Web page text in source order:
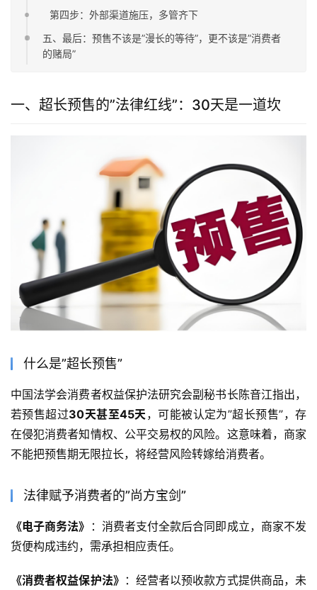
第四步：外部渠道施压，多管齐下
五、最后：预售不该是”漫长的等待”，更不该是”消费者
的赌局”
一、超长预售的”法律红线”：30天是一道坎
什么是”超长预售”
中国法学会消费者权益保护法研究会副秘书长陈音江指出，
若预售超过30天甚至45天，可能被认定为”超长预售”，存
在侵犯消费者知情权、公平交易权的风险。这意味着，商家
不能把预售期无限拉长，将经营风险转嫁给消费者。
法律赋予消费者的”尚方宝剑”
《电子商务法》 ：消费者支付全款后合同即成立，商家不发
货便构成违约，需承担相应责任。
《消费者权益保护法》 ：经营者以预收款方式提供商品，未